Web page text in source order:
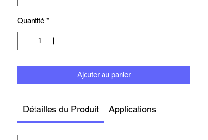
Quantité *
Ajouter au panier
Détailles du Produit Applications